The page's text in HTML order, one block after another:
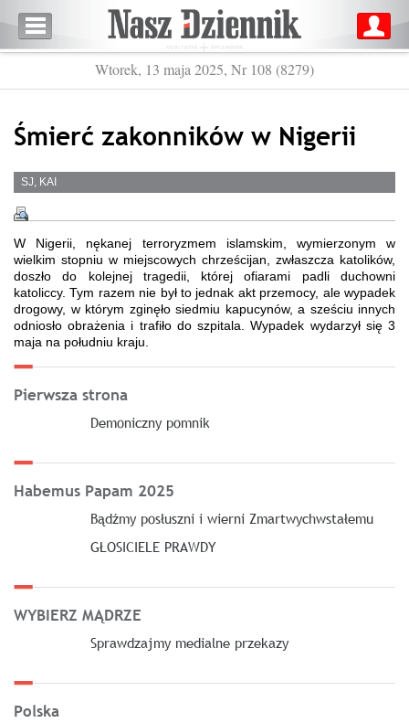
Wtorek, 13 maja 2025, Nr 108 (8279)
Śmierć zakonników w Nigerii
SJ, KAI
W Nigerii, nękanej terroryzmem islamskim, wymierzonym w
wielkim stopniu w miejscowych chrześcijan, zwłaszcza katolików,
doszło do kolejnej tragedii, której ofiarami padli duchowni
katoliccy. Tym razem nie był to jednak akt przemocy, ale wypadek
drogowy, w którym zginęło siedmiu kapucynów, a sześciu innych
odniosło obrażenia i trafiło do szpitala. Wypadek wydarzył się 3
maja na południu kraju.
Pierwsza strona
Demoniczny pomnik
Habemus Papam 2025
Bądźmy posłuszni i wierni Zmartwychwstałemu
GŁOSICIELE PRAWDY
WYBIERZ MĄDRZE
Sprawdzajmy medialne przekazy
Polska